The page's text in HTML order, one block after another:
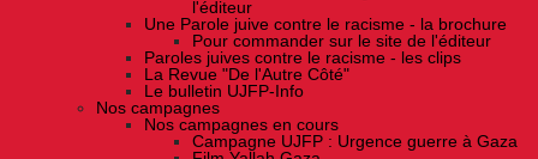
l'éditeur
Une Parole juive contre le racisme - la brochure
Pour commander sur le site de l'éditeur
Paroles juives contre le racisme - les clips
La Revue "De l'Autre Côté"
Le bulletin UJFP-Info
Nos campagnes
Nos campagnes en cours
Campagne UJFP : Urgence guerre à Gaza